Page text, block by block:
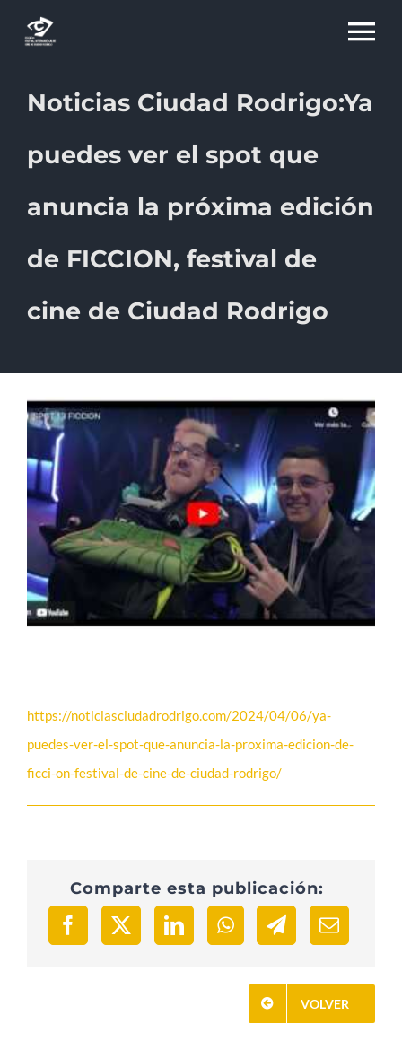
15 EDICIÓN
educaFICCION
PREMIOS
CIUDAD RODRIGO
CONTACTO
PRENSA
EDICIONES ANTERIORES
Noticias Ciudad Rodrigo:Ya
puedes ver el spot que
anuncia la próxima edición
de FICCION, festival de
cine de Ciudad Rodrigo
https://noticiasciudadrodrigo.com/2024/04/06/ya-
puedes-ver-el-spot-que-anuncia-la-proxima-edicion-de-
ficci-on-festival-de-cine-de-ciudad-rodrigo/
Comparte esta publicación:
VOLVER